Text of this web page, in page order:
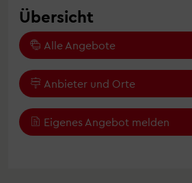
Übersicht
Alle Angebote
Anbieter und Orte
Eigenes Angebot melden